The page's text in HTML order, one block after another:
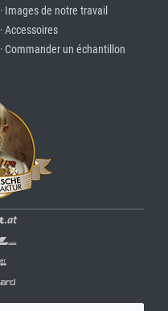
· Images de notre travail
· Accessoires
· Commander un échantillon